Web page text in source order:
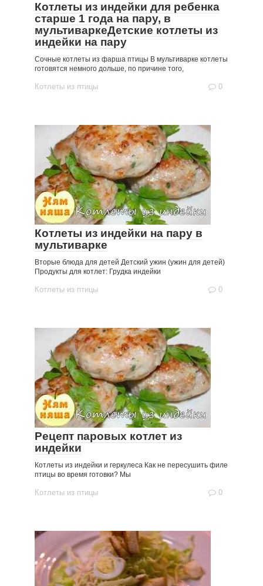
Котлеты из индейки для ребенка
старше 1 года на пару, в
мультиваркеДетские котлеты из
индейки на пару
Сочные котлеты из фарша птицы В мультиварке котлеты
готовятся немного дольше, по причине того,
Котлеты из птицы 0
Котлеты из индейки на пару в
мультиварке
Вторые блюда для детей Детский ужин (ужин для детей)
Продукты для котлет: Грудка индейки
Котлеты из птицы 0
Рецепт паровых котлет из
индейки
Котлеты из индейки и геркулеса Как не пересушить филе
птицы во время готовки? Мы
Котлеты из птицы 0